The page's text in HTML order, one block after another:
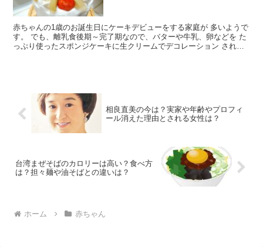
赤ちゃんの1歳のお誕生日にケーキデビューをする家庭が 多いようで
す。 でも、離乳食後期～完了期なので、バターや牛乳、卵などを た
っぷり使ったスポンジケーキに生クリームでデコレーション された
相良直美の今は？実家や年齢やプロフィ
ール消えた理由とされる女性は？
台湾まぜそばのカロリーは高い？食べ方
は？担々麺や油そばとの違いは？
ホーム 赤ちゃん